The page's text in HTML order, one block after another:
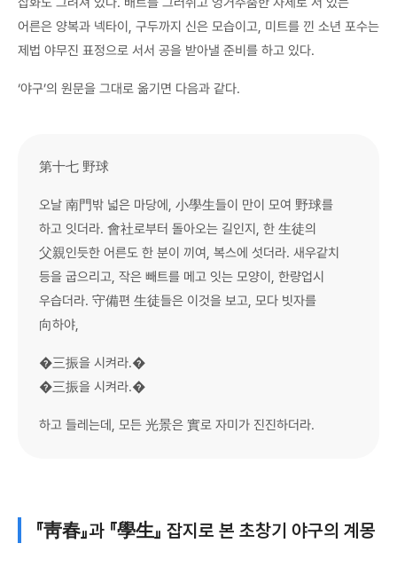
어른은 양복과 넥타이, 구두까지 신은 모습이고, 미트를 낀 소년 포수는
제법 야무진 표정으로 서서 공을 받아낼 준비를 하고 있다.
‘야구’의 원문을 그대로 옮기면 다음과 같다.
第十七 野球
오날 南門밖 넓은 마당에, 小學生들이 만이 모여 野球를
하고 잇더라. 會社로부터 돌아오는 길인지, 한 生徒의
父親인듯한 어른도 한 분이 끼여, 복스에 섯더라. 새우같치
등을 굽으리고, 작은 빼트를 메고 잇는 모양이, 한량업시
우습더라. 守備편 生徒들은 이것을 보고, 모다 빗자를
向하야,
�三振을 시켜라.�
�三振을 시켜라.�
하고 들레는데, 모든 光景은 實로 자미가 진진하더라.
『靑春』과 『學生』 잡지로 본 초창기 야구의 계몽